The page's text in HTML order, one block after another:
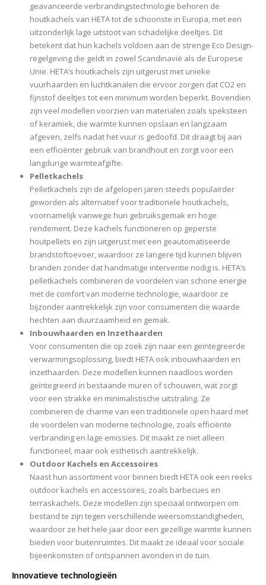
geavanceerde verbrandingstechnologie behoren de
houtkachels van HETA tot de schoonste in Europa, met een
uitzonderlijk lage uitstoot van schadelijke deeltjes. Dit
betekent dat hun kachels voldoen aan de strenge Eco Design-
regelgeving die geldt in zowel Scandinavië als de Europese
Unie. HETA’s houtkachels zijn uitgerust met unieke
vuurhaarden en luchtkanalen die ervoor zorgen dat CO2 en
fijnstof deeltjes tot een minimum worden beperkt. Bovendien
zijn veel modellen voorzien van materialen zoals speksteen
of keramiek, die warmte kunnen opslaan en langzaam
afgeven, zelfs nadat het vuur is gedoofd. Dit draagt bij aan
een efficiënter gebruik van brandhout en zorgt voor een
langdurige warmteafgifte.
Pelletkachels
Pelletkachels zijn de afgelopen jaren steeds populairder
geworden als alternatief voor traditionele houtkachels,
voornamelijk vanwege hun gebruiksgemak en hoge
rendement. Deze kachels functioneren op geperste
houtpellets en zijn uitgerust met een geautomatiseerde
brandstoftoevoer, waardoor ze langere tijd kunnen blijven
branden zonder dat handmatige interventie nodig is. HETA’s
pelletkachels combineren de voordelen van schone energie
met de comfort van moderne technologie, waardoor ze
bijzonder aantrekkelijk zijn voor consumenten die waarde
hechten aan duurzaamheid en gemak.
Inbouwhaarden en Inzethaarden
Voor consumenten die op zoek zijn naar een geïntegreerde
verwarmingsoplossing, biedt HETA ook inbouwhaarden en
inzethaarden. Deze modellen kunnen naadloos worden
geïntegreerd in bestaande muren of schouwen, wat zorgt
voor een strakke en minimalistische uitstraling. Ze
combineren de charme van een traditionele open haard met
de voordelen van moderne technologie, zoals efficiënte
verbranding en lage emissies. Dit maakt ze niet alleen
functioneel, maar ook esthetisch aantrekkelijk.
Outdoor Kachels en Accessoires
Naast hun assortiment voor binnen biedt HETA ook een reeks
outdoor kachels en accessoires, zoals barbecues en
terraskachels. Deze modellen zijn speciaal ontworpen om
bestand te zijn tegen verschillende weersomstandigheden,
waardoor ze het hele jaar door een gezellige warmte kunnen
bieden voor buitenruimtes. Dit maakt ze ideaal voor sociale
bijeenkomsten of ontspannen avonden in de tuin.
Innovatieve technologieën